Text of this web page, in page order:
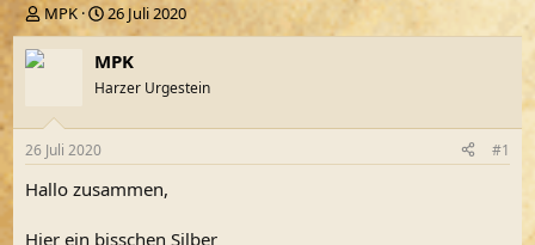
E
r
s
l
e
r
MPK
E
r
s
e
t
a
26 Juli 2020
MPK
Harzer Urgestein
26 Juli 2020 #1
Hallo zusammen,
Hier ein bisschen Silber